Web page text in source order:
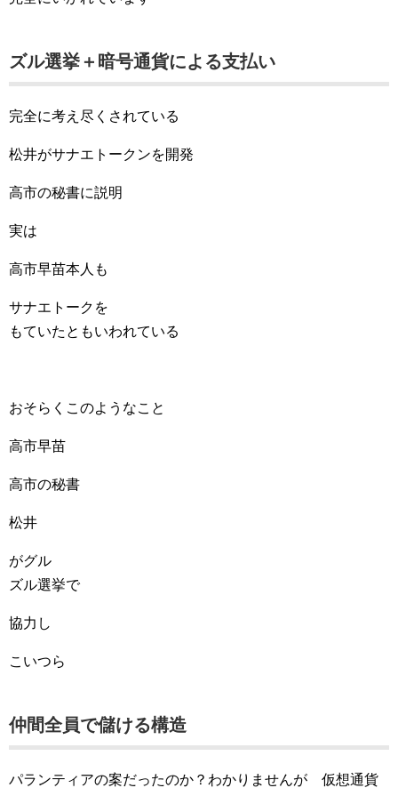
ズル選挙＋暗号通貨による支払い
完全に考え尽くされている
松井がサナエトークンを開発
高市の秘書に説明
実は
高市早苗本人も
サナエトークを
もていたともいわれている
おそらくこのようなこと
高市早苗
高市の秘書
松井
がグル
ズル選挙で
協力し
こいつら
仲間全員で儲ける構造
パランティアの案だったのか？わかりませんが 仮想通貨